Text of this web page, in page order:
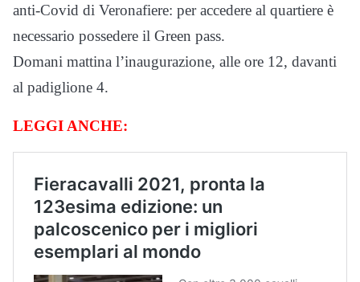
anti-Covid di Veronafiere: per accedere al quartiere è
necessario possedere il Green pass.
Domani mattina l’inaugurazione, alle ore 12, davanti
al padiglione 4.
LEGGI ANCHE: